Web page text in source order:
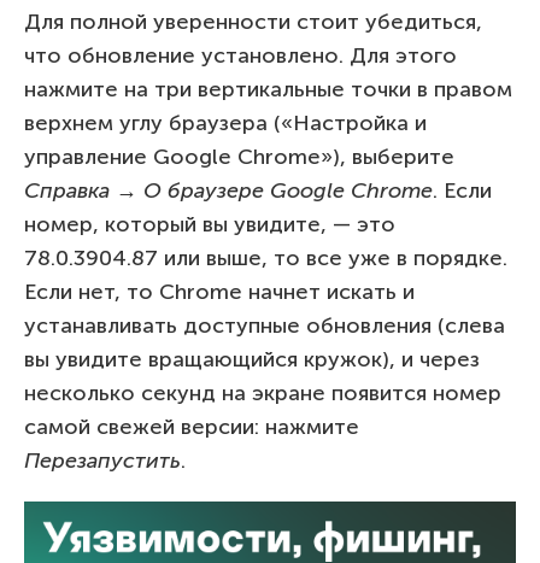
Для полной уверенности стоит убедиться,
что обновление установлено. Для этого
нажмите на три вертикальные точки в правом
верхнем углу браузера («Настройка и
управление Google Chrome»), выберите
Справка → О браузере Google Chrome. Если
номер, который вы увидите, — это
78.0.3904.87 или выше, то все уже в порядке.
Если нет, то Chrome начнет искать и
устанавливать доступные обновления (слева
вы увидите вращающийся кружок), и через
несколько секунд на экране появится номер
самой свежей версии: нажмите
Перезапустить.